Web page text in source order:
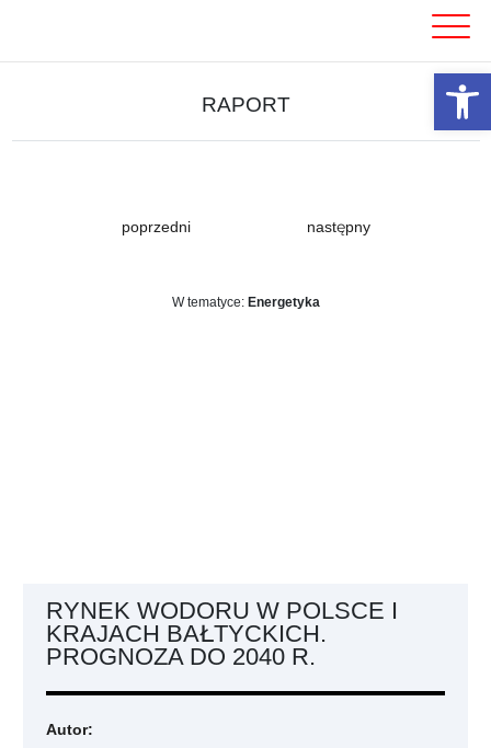
RAPORT
poprzedni następny
W tematyce: Energetyka
RYNEK WODORU W POLSCE I
KRAJACH BAŁTYCKICH.
PROGNOZA DO 2040 R.
Autor: